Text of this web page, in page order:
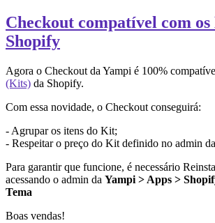
Checkout compatível com os
Shopify
Agora o Checkout da Yampi é 100%
(Kits) da Shopify.
Com essa novidade, o Checkout conseguirá:
- Agrupar os itens do Kit;
- Respeitar o preço do Kit definido no admin
Para garantir que funcione, é necessário
acessando o admin da Yampi > Apps >
Tema
Boas vendas!